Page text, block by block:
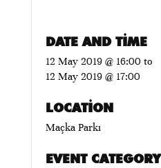
DATE AND TIME
12 May 2019 @ 16:00 to
12 May 2019 @ 17:00
LOCATION
Maçka Parkı
EVENT CATEGORY